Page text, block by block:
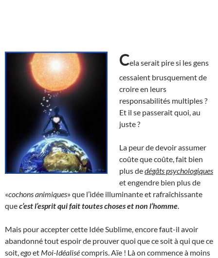
Cela serait pire si les gens
cessaient brusquement de
croire en leurs
responsabilités multiples ?
Et il se passerait quoi, au
juste ?
La peur de devoir assumer
coûte que coûte, fait bien
plus dedégâts psychologiques
et engendre bien plus de
«cochons animiques» que l’idée illuminante et rafraîchissante
quec’est l’esprit qui fait toutes choses et non l’homme
Mais pour accepter cette Idée Sublime, encore faut-il avoir
abandonné tout espoir de prouver quoi que ce soit à qui que ce
soit, egoet Moi-Idéalisécompris. Aïe ! Là on commence à moins